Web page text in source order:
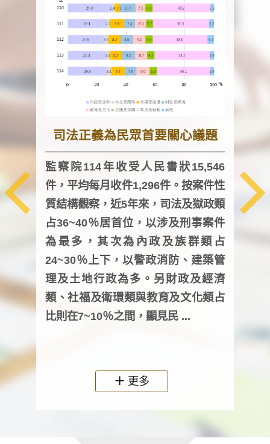
司法正義為民眾首要關心議題
監察院114年收受人民書狀15,546
件，平均每月收件1,296件。按案件性
質結構觀察，近5年來，司法及獄政類
占36~40％居首位，以涉及刑事案件
為最多，其次為內政及族群類占
24~30％上下，以警政消防、建築管
理及土地行政為多。另財政及經濟
類、社福及衛環類與教育及文化類占
比則在7~10％之間，顯見民 ...
監
均每
人
更多